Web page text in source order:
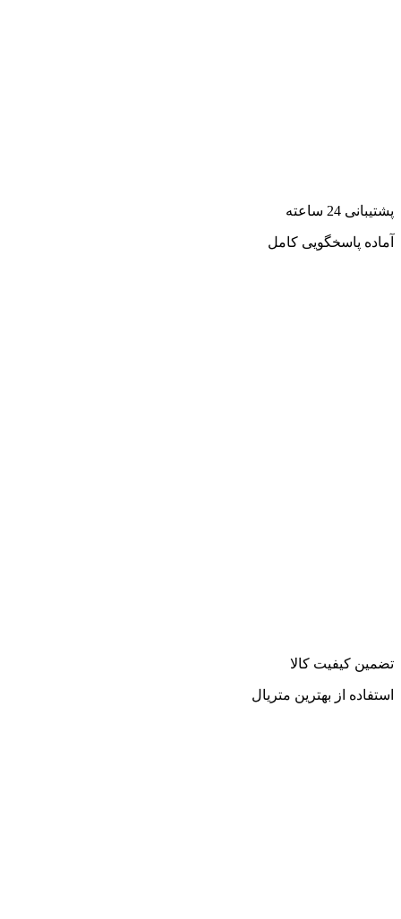
پشتیبانی 24 ساعته
آماده پاسخگویی کامل
تضمین کیفیت کالا
استفاده از بهترین متریال